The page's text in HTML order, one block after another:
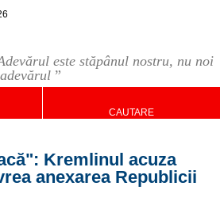
este stăpânul nostru, nu noi
”
CAUTARE
Kremlinul acuza
anexarea Republicii